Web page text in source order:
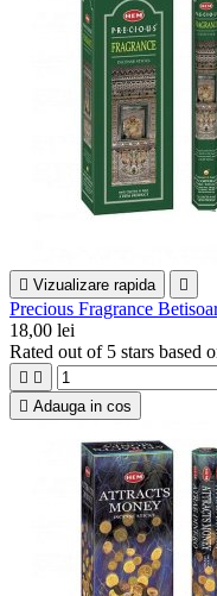
 Vizualizare rapida 
Precious Fragrance
18,00 lei
Rated out of 5 stars based
 
 Adauga in cos